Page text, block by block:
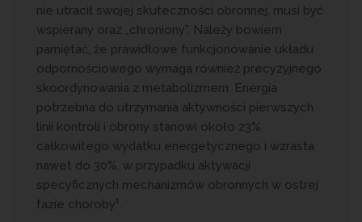
nie utracił swojej skuteczności obronnej, musi być
wspierany oraz „chroniony”. Należy bowiem
pamiętać, że prawidłowe funkcjonowanie układu
odpornościowego wymaga również precyzyjnego
skoordynowania z metabolizmem. Energia
potrzebna do utrzymania aktywności pierwszych
linii kontroli i obrony stanowi około 23%
całkowitego wydatku energetycznego i wzrasta
nawet do 30%, w przypadku aktywacji
specyficznych mechanizmów obronnych w ostrej
fazie choroby1.